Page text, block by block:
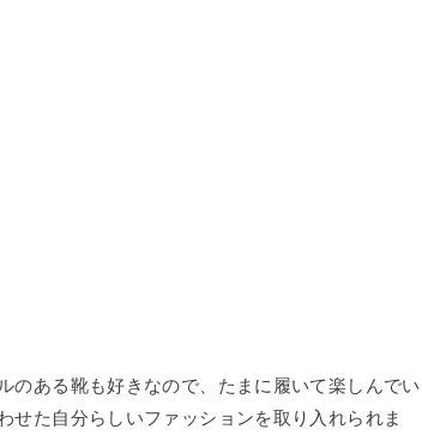
のある靴も好きなので、たまに履いて楽しんでい
せた自分らしいファッションを取り入れられま